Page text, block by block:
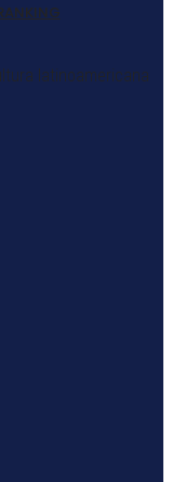
latinoamericana